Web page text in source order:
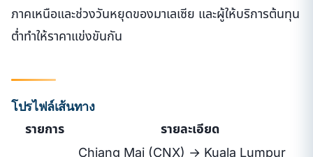
ภาคเหนือและช่วงวันหยุดของมาเลเซีย และผู้ให้บริการต้นทุน
ต่ำทำให้ราคาแข่งขันกัน
โปรไฟล์เส้นทาง
รายการ รายละเอียด
Chiang Mai (CNX) → Kuala Lumpur